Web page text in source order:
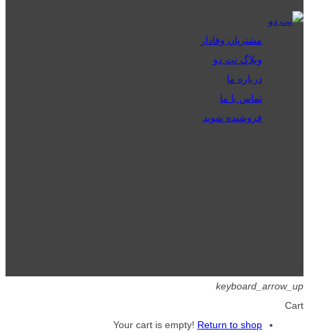
مشتریان وفادار
وبلاگ نت دو
درباره ما
تماس با ما
فروشنده شوید
keyboard_arrow_up
Cart
Your cart is empty! Return to shop